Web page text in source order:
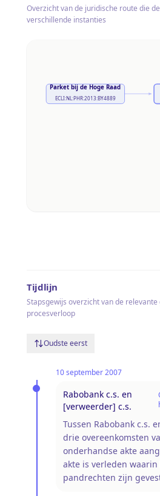
Overzicht van de juridische route die
verschillende instanties
Parket bij de Hoge Raad
ECLI:NL:PHR:2013:BY4889
Tijdlijn
Stapsgewijs overzicht van de
procesverloop
Oudste eerst
10 september 2007
Rabobank c.s. en
[verweerder] c.s.
Tussen Rabobank c.s.
drie overeenkomsten
onderhandse akte
akte is verleden
pandrechten zijn